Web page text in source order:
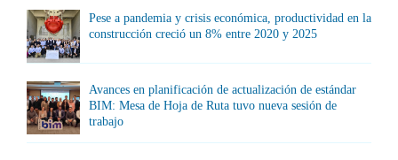
Pese a pandemia y crisis económica, productividad en la
construcción creció un 8% entre 2020 y 2025
Avances en planificación de actualización de estándar
BIM: Mesa de Hoja de Ruta tuvo nueva sesión de
trabajo